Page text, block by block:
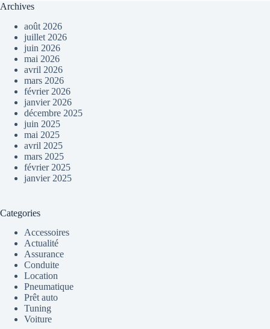
Archives
août 2026
juillet 2026
juin 2026
mai 2026
avril 2026
mars 2026
février 2026
janvier 2026
décembre 2025
juin 2025
mai 2025
avril 2025
mars 2025
février 2025
janvier 2025
Categories
Accessoires
Actualité
Assurance
Conduite
Location
Pneumatique
Prêt auto
Tuning
Voiture